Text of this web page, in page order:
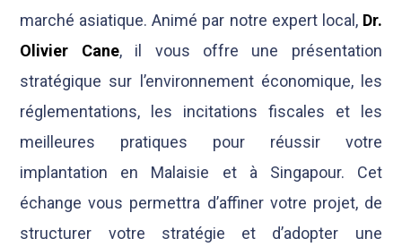
marché asiatique. Animé par notre expert local, Dr.
Olivier Cane, il vous offre une présentation
stratégique sur l’environnement économique, les
réglementations, les incitations fiscales et les
meilleures pratiques pour réussir votre
implantation en Malaisie et à Singapour. Cet
échange vous permettra d’affiner votre projet, de
structurer votre stratégie et d’adopter une